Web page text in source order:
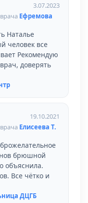
3.07.2023
Ефремова
Наталье
человек все
Рекомендую
доверять
19.10.2021
Елисеева Т.
брюшной
объяснила.
Все чётко и
ДЦГБ